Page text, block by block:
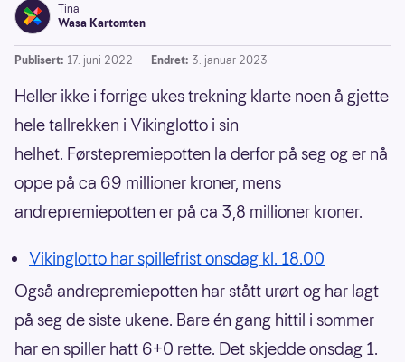
Tina
Wasa Kartomten
Publisert: 17. juni 2022 Endret: 3. januar 2023
Heller ikke i forrige ukes trekning klarte noen å gjette
hele tallrekken i Vikinglotto i sin
helhet. Førstepremiepotten la derfor på seg og er nå
oppe på ca 69 millioner kroner, mens
andrepremiepotten er på ca 3,8 millioner kroner.
Vikinglotto har spillefrist onsdag kl. 18.00
Også andrepremiepotten har stått urørt og har lagt
på seg de siste ukene. Bare én gang hittil i sommer
har en spiller hatt 6+0 rette. Det skjedde onsdag 1.